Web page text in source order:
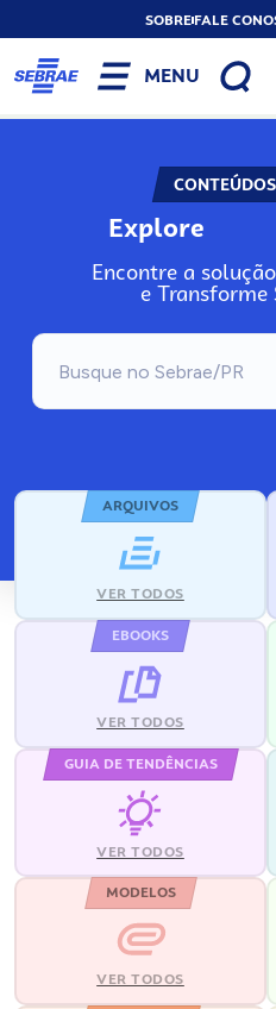
SOBREFALE
MENU
Explore
Encontre a
e Transforme
ARQUIVOS
VER TODOS
EBOOKS
VER TODOS
GUIA DE TENDÊNCIAS
VER TODOS
MODELOS
VER TODOS